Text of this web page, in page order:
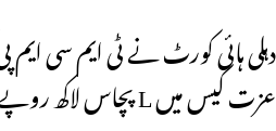
دہلی ہائی کورٹ نے ٹی ایم سی ایم
عزت کیس میں L پچاس لاکھ روپے ادا کرنے کی ہدایت دی